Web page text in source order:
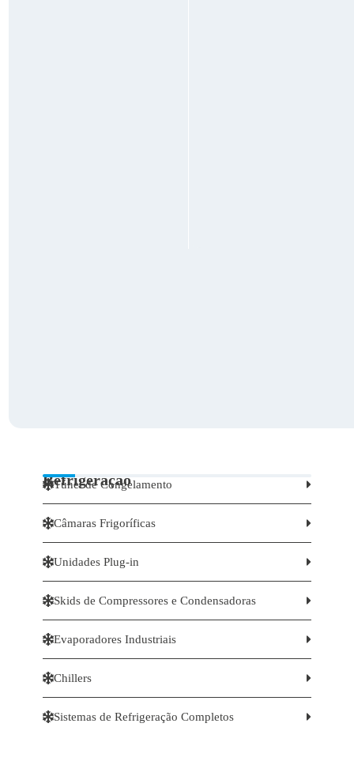
Refrigeração
Túnel de Congelamento 
Câmaras Frigoríficas 
Unidades Plug-in 
Skids de Compressores e Condensadoras 
Evaporadores Industriais 
Chillers 
Sistemas de Refrigeração Completos 